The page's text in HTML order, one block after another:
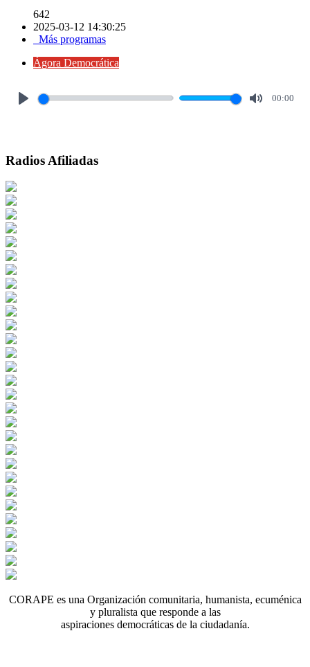
642
2025-03-12 14:30:25
Más programas
Ágora Democrática
00:00
Radios Afiliadas
CORAPE es una Organización comunitaria, humanista, ecuménica
y pluralista que responde a las
aspiraciones democráticas de la ciudadanía.